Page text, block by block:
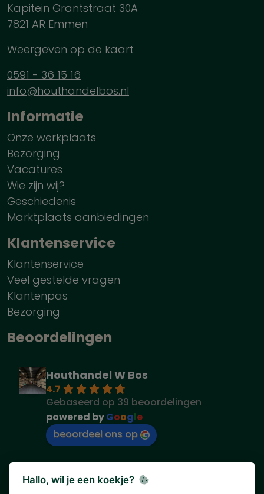
Kapitein Grantstraat 30A
7821 AR Emmen
Weergeven op de kaart
0591 - 36 15 16
info@houthandelbos.nl
Informatie
Onze werkplaats
Bezorging
Vacatures
Wie zijn wij?
Geschiedenis
Marktplaats aanbiedingen
Klantenservice
Klantenservice
Veel gestelde vragen
Klantenpas
Bezorging
Beoordelingen
Houthandel W Bos
4.7
Gebaseerd op 39 beoordelingen
powered byGoogle
beoordeel ons op
Hallo, wil je een koekje?